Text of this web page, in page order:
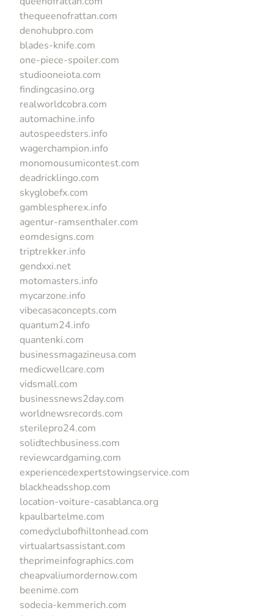
thequeenofrattan.com
denohubpro.com
blades-knife.com
one-piece-spoiler.com
studiooneiota.com
findingcasino.org
realworldcobra.com
automachine.info
autospeedsters.info
wagerchampion.info
monomousumicontest.com
deadricklingo.com
skyglobefx.com
gamblespherex.info
agentur-ramsenthaler.com
eomdesigns.com
triptrekker.info
gendxxi.net
motomasters.info
mycarzone.info
vibecasaconcepts.com
quantum24.info
quantenki.com
businessmagazineusa.com
medicwellcare.com
vidsmall.com
businessnews2day.com
worldnewsrecords.com
sterilepro24.com
solidtechbusiness.com
reviewcardgaming.com
experiencedexpertstowingservice.com
blackheadsshop.com
location-voiture-casablanca.org
kpaulbartelme.com
comedyclubofhiltonhead.com
virtualartsassistant.com
theprimeinfographics.com
cheapvaliumordernow.com
beenime.com
sodecia-kemmerich.com